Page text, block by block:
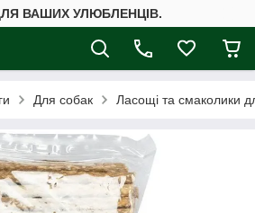
ВАШИХ УЛЮБЛЕНЦІВ.
Для собак Ласощі та смаколики